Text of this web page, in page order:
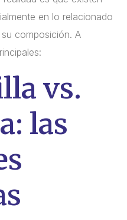
en lo relacionado
composición. A
vs.
las